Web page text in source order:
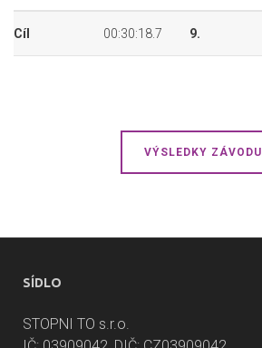
Cíl 00:30:18.7 9.
VÝSLEDKY ZÁVODU
SÍDLO
STOPNI TO s.r.o.